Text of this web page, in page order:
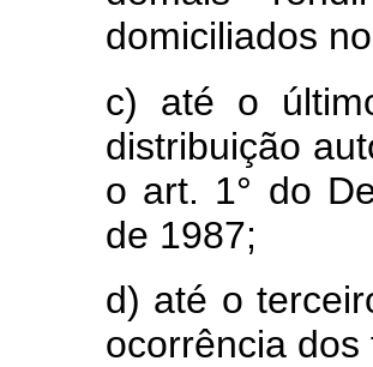
domiciliados
c) até o
distribuição
o art. 1° do
de 1987;
d) até o
ocorrência